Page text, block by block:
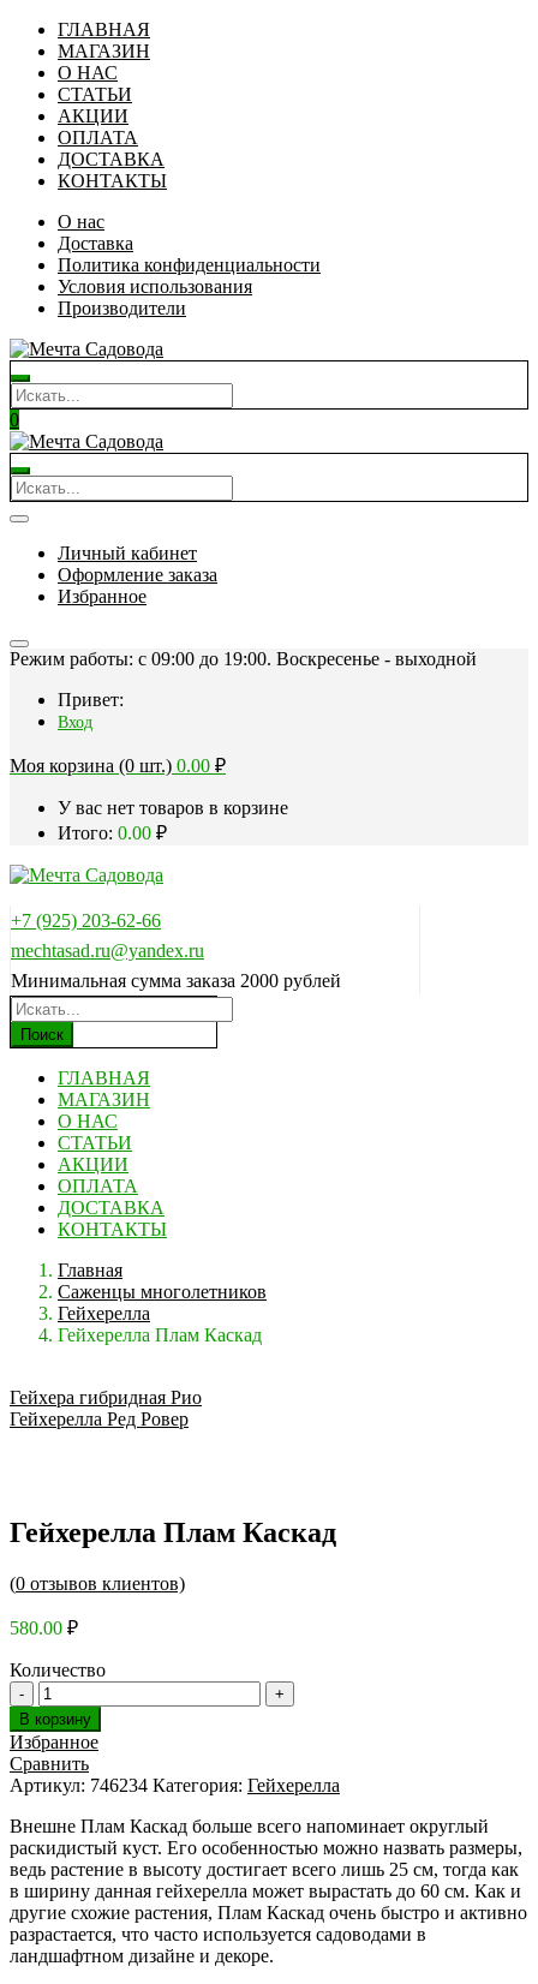
ГЛАВНАЯ
МАГАЗИН
О НАС
СТАТЬИ
АКЦИИ
ОПЛАТА
ДОСТАВКА
КОНТАКТЫ
О нас
Доставка
Политика конфиденциальности
Условия использования
Производители
0
Личный кабинет
Оформление заказа
Избранное
Режим работы: c 09:00 до 19:00. Воскресенье - выходной
Привет:
Вход
Моя корзина (0 шт.) 0.00 ₽
У вас нет товаров в корзине
Итого: 0.00 ₽
+7 (925) 203-62-66
mechtasad.ru@yandex.ru
Минимальная сумма заказа 2000 рублей
Поиск
ГЛАВНАЯ
МАГАЗИН
О НАС
СТАТЬИ
АКЦИИ
ОПЛАТА
ДОСТАВКА
КОНТАКТЫ
Главная
Саженцы многолетников
Гейхерелла
Гейхерелла Плам Каскад
Гейхера гибридная Рио
Гейхерелла Ред Ровер
Гейхерелла Плам Каскад
(0 отзывов клиентов)
580.00 ₽
Количество
В корзину
Избранное
Сравнить
Артикул: 746234 Категория: Гейхерелла
Внешне Плам Каскад больше всего напоминает округлый
раскидистый куст. Его особенностью можно назвать размеры,
ведь растение в высоту достигает всего лишь 25 см, тогда как
в ширину данная гейхерелла может вырастать до 60 см. Как и
другие схожие растения, Плам Каскад очень быстро и активно
разрастается, что часто используется садоводами в
ландшафтном дизайне и декоре.